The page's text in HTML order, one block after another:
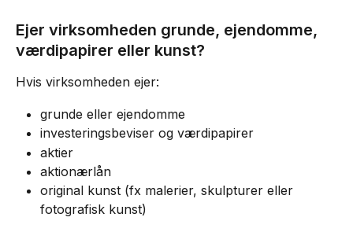
Ejer virksomheden grunde, ejendomme,
værdipapirer eller kunst?
Hvis virksomheden ejer:
grunde eller ejendomme
investeringsbeviser og værdipapirer
aktier
aktionærlån
original kunst (fx malerier, skulpturer eller
fotografisk kunst)